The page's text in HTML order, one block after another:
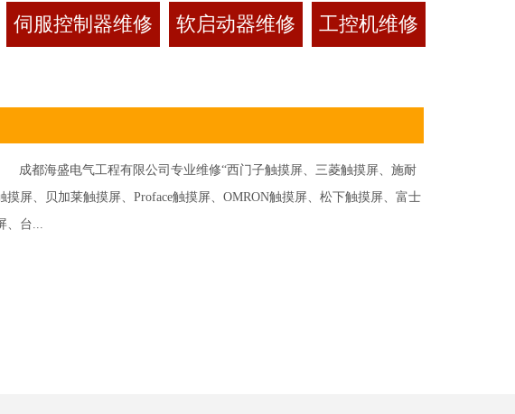
伺服控制器维修 软启动器维修 工控机维修
海盛电气工程有限公司专业维修“西门子触摸屏、三菱触摸屏、施耐
屏、贝加莱触摸屏、Proface触摸屏、OMRON触摸屏、松下触摸屏、富士
、台...